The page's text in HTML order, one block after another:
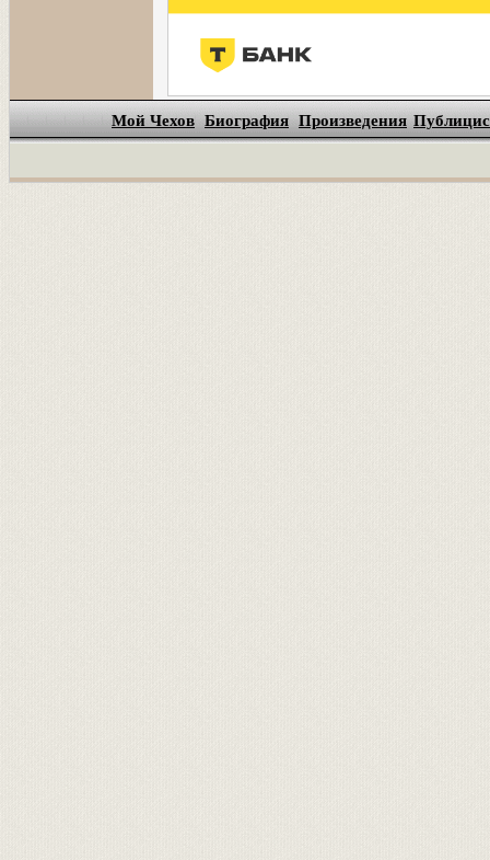
Мой Чехов Биография Произведения